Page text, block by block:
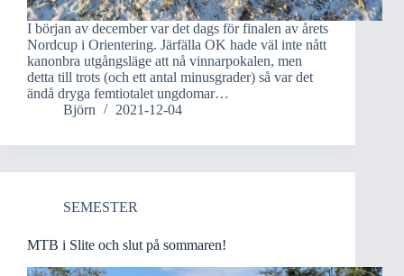
I början av december var det dags för finalen av årets
Nordcup i Orientering. Järfälla OK hade väl inte nått
kanonbra utgångsläge att nå vinnarpokalen, men
detta till trots (och ett antal minusgrader) så var det
ändå dryga femtiotalet ungdomar…
Björn
2021-12-04
SEMESTER
MTB i Slite och slut på sommaren!